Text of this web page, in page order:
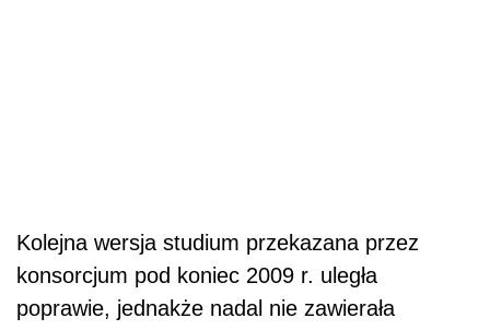
Kolejna wersja studium przekazana przez
konsorcjum pod koniec 2009 r. uległa
poprawie, jednakże nadal nie zawierała